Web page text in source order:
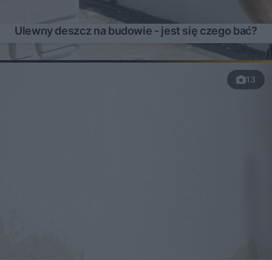
Ulewny deszcz na budowie - jest się czego bać?
13